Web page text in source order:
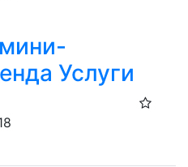
Услуги